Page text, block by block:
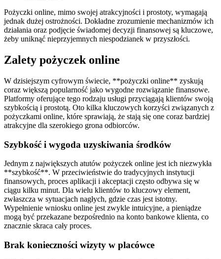
Pożyczki online, mimo swojej atrakcyjności i prostoty, wymagają
jednak dużej ostrożności. Dokładne zrozumienie mechanizmów ich
działania oraz podjęcie świadomej decyzji finansowej są kluczowe,
żeby uniknąć nieprzyjemnych niespodzianek w przyszłości.
Zalety pożyczek online
W dzisiejszym cyfrowym świecie, **pożyczki online** zyskują
coraz większą popularność jako wygodne rozwiązanie finansowe.
Platformy oferujące tego rodzaju usługi przyciągają klientów swoją
szybkością i prostotą. Oto kilka kluczowych korzyści związanych z
pożyczkami online, które sprawiają, że stają się one coraz bardziej
atrakcyjne dla szerokiego grona odbiorców.
Szybkość i wygoda uzyskiwania środków
Jednym z największych atutów pożyczek online jest ich niezwykła
**szybkość**. W przeciwieństwie do tradycyjnych instytucji
finansowych, proces aplikacji i akceptacji często odbywa się w
ciągu kilku minut. Dla wielu klientów to kluczowy element,
zwłaszcza w sytuacjach nagłych, gdzie czas jest istotny.
Wypełnienie wniosku online jest zwykle intuicyjne, a pieniądze
mogą być przekazane bezpośrednio na konto bankowe klienta, co
znacznie skraca cały proces.
Brak konieczności wizyty w placówce